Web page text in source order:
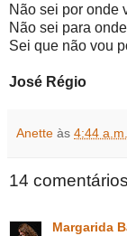
Não sei por onde
Não sei para
Sei que não vou
José Régio
Anette às 4:44 a.m.
14
Margarida